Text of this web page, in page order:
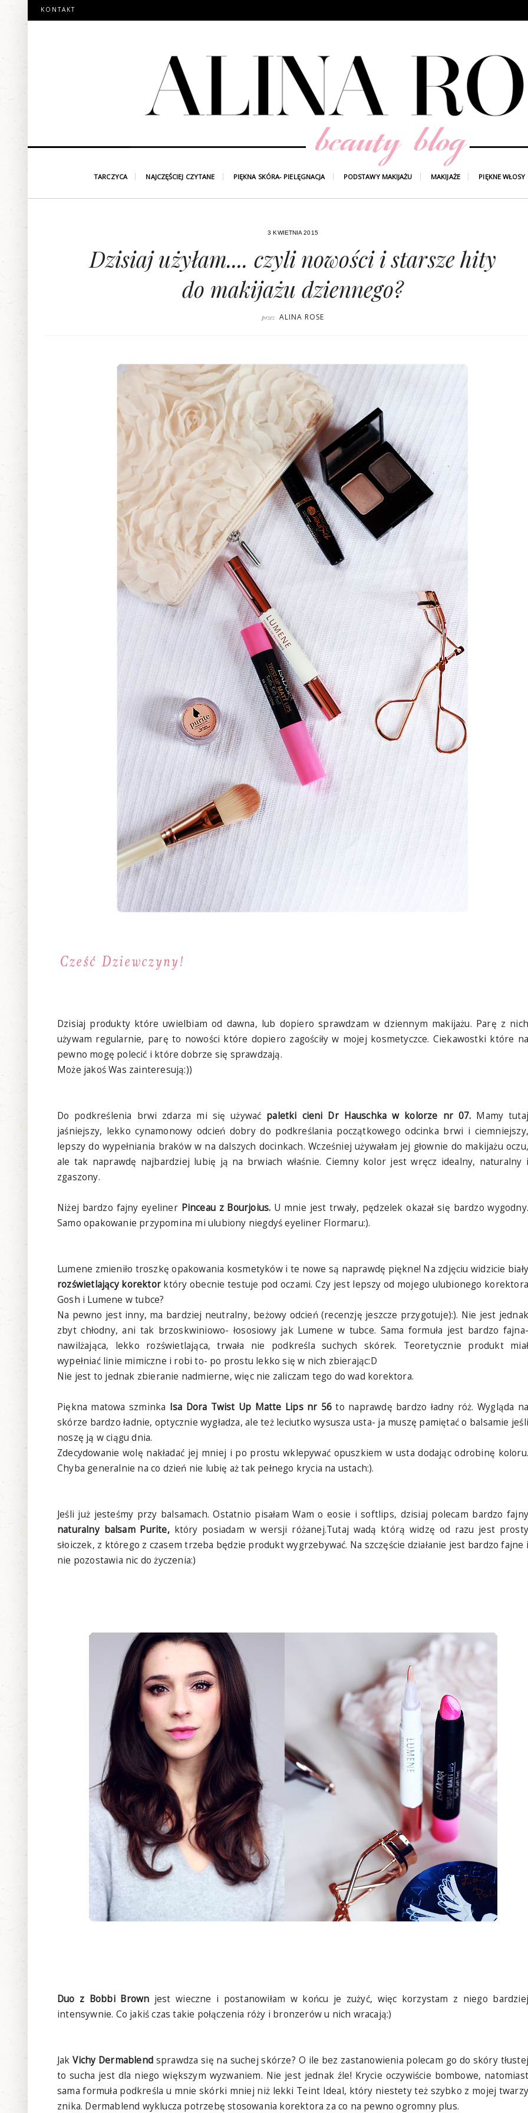
KONTAKT
TARCZYCA NAJCZĘŚCIEJ CZYTANE PIĘKNA SKÓRA- PIELĘGNACJA PODSTAWY MAKIJAŻU MAKIJAŻE PIĘKNE WŁOSY
3 KWIETNIA 2015
Dzisiaj użyłam.... czyli nowości i starsze hity
do makijażu dziennego?
przez ALINA ROSE
Dzisiaj produkty które uwielbiam od dawna, lub dopiero sprawdzam w dziennym makijażu. Parę z nich
używam regularnie, parę to nowości które dopiero zagościły w mojej kosmetyczce. Ciekawostki które na
pewno mogę polecić i które dobrze się sprawdzają.
Może jakoś Was zainteresują:))
Do podkreślenia brwi zdarza mi się używać paletki cieni Dr Hauschka w kolorze nr 07. Mamy
jaśniejszy, lekko cynamonowy odcień dobry do podkreślania początkowego odcinka brwi i ciemniejszy,
lepszy do wypełniania braków w na dalszych docinkach. Wcześniej używałam jej głownie do makijażu oczu,
ale tak naprawdę najbardziej lubię ją na brwiach właśnie. Ciemny kolor jest wręcz idealny, naturalny i
zgaszony.
Niżej bardzo fajny eyeliner Pinceau z Bourjoius. U mnie jest trwały, pędzelek okazał się bardzo
Samo opakowanie przypomina mi ulubiony niegdyś eyeliner Flormaru:).
Lumene zmieniło troszkę opakowania kosmetyków i te nowe są naprawdę piękne! Na zdjęciu widzicie biały
rozświetlający korektorktóry obecnie testuje pod oczami. Czy jest lepszy od mojego ulubionego
Gosh i Lumene w tubce?
Na pewno jest inny, ma bardziej neutralny, beżowy odcień (recenzję jeszcze przygotuje):). Nie jest jednak
zbyt chłodny, ani tak brzoskwiniowo- łososiowy jak Lumene w tubce. Sama formuła jest bardzo fajna-
nawilżająca, lekko rozświetlająca, trwała nie podkreśla suchych skórek. Teoretycznie produkt miał
wypełniać linie mimiczne i robi to- po prostu lekko się w nich zbierając:D
Nie jest to jednak zbieranie nadmierne, więc nie zaliczam tego do wad korektora.
Piękna matowa szminka Isa Dora Twist Up Matte Lips nr 56to naprawdę bardzo ładny róż. Wygląda na
skórze bardzo ładnie, optycznie wygładza, ale też leciutko wysusza usta- ja muszę pamiętać o balsamie jeśli
noszę ją w ciągu dnia.
Zdecydowanie wolę nakładać jej mniej i po prostu wklepywać opuszkiem w usta dodając odrobinę koloru.
Chyba generalnie na co dzień nie lubię aż tak pełnego krycia na ustach:).
Jeśli już jesteśmy przy balsamach. Ostatnio pisałam Wam o eosie i softlips, dzisiaj polecam bardzo fajny
naturalny balsam Purite,który posiadam w wersji różanej.Tutaj wadą którą widzę od razu jest prosty
słoiczek, z którego z czasem trzeba będzie produkt wygrzebywać. Na szczęście działanie jest bardzo fajne i
nie pozostawia nic do życzenia:)
Duo z Bobbi Brown jest wieczne i postanowiłam w końcu je zużyć, więc korzystam z niego bardziej
intensywnie. Co jakiś czas takie połączenia róży i bronzerów u nich wracają:)
JakVichy Dermablend sprawdza się na suchej skórze? O ile bez zastanowienia polecam go do skóry tłustej
to sucha jest dla niego większym wyzwaniem. Nie jest jednak źle! Krycie oczywiście bombowe, natomiast
sama formuła podkreśla u mnie skórki mniej niż lekki Teint Ideal, który niestety też szybko z mojej twarzy
znika. Dermablend wyklucza potrzebę stosowania korektora za co na pewno ogromny plus.